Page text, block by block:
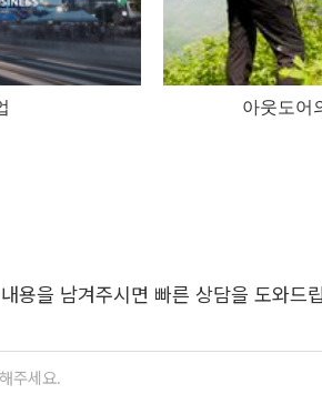
아웃도어
용을 남겨주시면 빠른 상담을 도와드